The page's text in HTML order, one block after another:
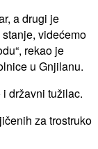
a drugi je
videćemo
rekao je
u Gnjilanu.
državni tužilac.
za trostruko